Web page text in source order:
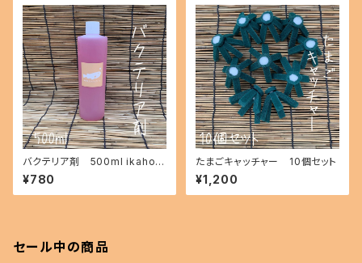
バクテリア剤 500ml ikahoff
BK-0801-20976-a
¥780
たまごキャッチャー 10個セット
¥1,200
セール中の商品